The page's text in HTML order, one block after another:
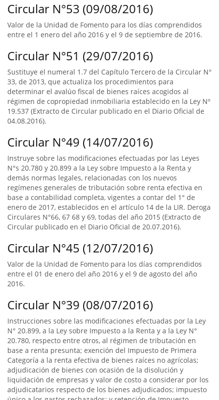
Circular N°53 (09/08/2016)
Valor de la Unidad de Fomento para los días comprendidos
entre el 1 enero del año 2016 y el 9 de septiembre de 2016.
Circular N°51 (29/07/2016)
Sustituye el numeral 1.7 del Capítulo Tercero de la Circular N°
33, de 2013, que actualiza los procedimientos para
determinar el avalúo fiscal de bienes raíces acogidos al
régimen de copropiedad inmobiliaria establecido en la Ley Nº
19.537 (Extracto de Circular publicado en el Diario Oficial de
04.08.2016).
Circular N°49 (14/07/2016)
Instruye sobre las modificaciones efectuadas por las Leyes
N°s 20.780 y 20.899 a la Ley sobre Impuesto a la Renta y
demás normas legales, relacionadas con los nuevos
regímenes generales de tributación sobre renta efectiva en
base a contabilidad completa, vigentes a contar del 1° de
enero de 2017, establecidos en el artículo 14 de la LIR. Deroga
Circulares N°66, 67 68 y 69, todas del año 2015 (Extracto de
Circular publicado en el Diario Oficial de 20.07.2016).
Circular N°45 (12/07/2016)
Valor de la Unidad de Fomento para los días comprendidos
entre el 01 de enero del año 2016 y el 9 de agosto del año
2016.
Circular N°39 (08/07/2016)
Instrucciones sobre las modificaciones efectuadas por la Ley
N° 20.899, a la Ley sobre Impuesto a la Renta y a la Ley N°
20.780, respecto entre otros, al régimen de tributación en
base a renta presunta; exención del Impuesto de Primera
Categoría a la renta efectiva de bienes raíces no agrícolas;
adjudicación de bienes con ocasión de la disolución y
liquidación de empresas y valor de costo a considerar por los
adjudicatarios respecto de los bienes adjudicados; impuesto